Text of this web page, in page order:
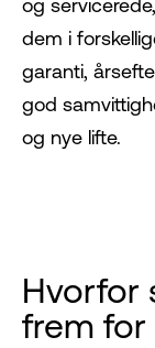
og
dem i
garanti,
god
og nye lifte.
Hvorfor
frem for